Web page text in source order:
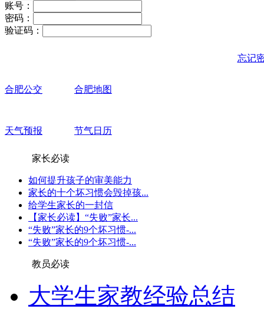
账号 ：
密码 ：
验证码：
忘记
合肥公交 合肥地图
天气预报 节气日历
家长必读
如何提升孩子的审美能力
家长的十个坏习惯会毁掉孩...
给学生家长的一封信
【家长必读】“失败”家长...
“失败”家长的9个坏习惯-...
“失败”家长的9个坏习惯-...
教员必读
大学生家教经验总结